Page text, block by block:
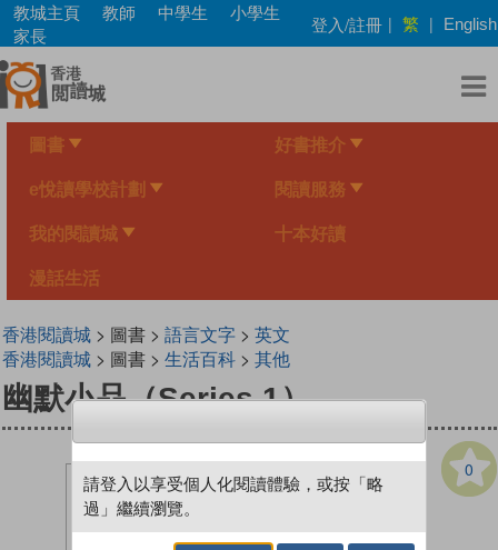
Skip
main
content
教城主頁 教師 中學生
小學生
家長
登入/註冊 | 繁 | English
圖書 好書推介
e悅讀學校計劃 閱讀服務
我的閱讀城 十本好讀
漫話生活
香港閱讀城> 圖書 > 語言文字> 英文
香港閱讀城> 圖書 > 生活百科> 其他
幽默小品（Series 1）
0
請登入以享受個人化閱讀體驗，或按「略
過」繼續瀏覽。